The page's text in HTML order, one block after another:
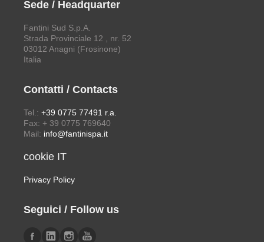
Sede / Headquarter
Fantini Sud S.p.A.
Strada Provinciale 12 , nr. 52
03012 Anagni (Frosinone)
Italia
Contatti / Contacts
Tel.: +39 0775 77491 r.a.
Fax: + 39 0775 769640
Mail: info@fantinispa.it
cookie IT
Privacy Policy
Seguici / Follow us